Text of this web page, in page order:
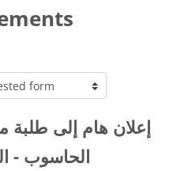
إعلان هام إلى
الحاسوب -